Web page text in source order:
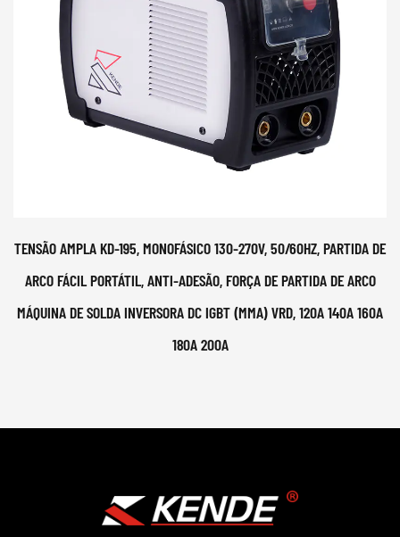
TENSÃO AMPLA KD-195, MONOFÁSICO 130-270V, 50/60HZ, PARTIDA DE
ARCO FÁCIL PORTÁTIL, ANTI-ADESÃO, FORÇA DE PARTIDA DE ARCO
MÁQUINA DE SOLDA INVERSORA DC IGBT (MMA) VRD, 120A 140A 160A
180A 200A